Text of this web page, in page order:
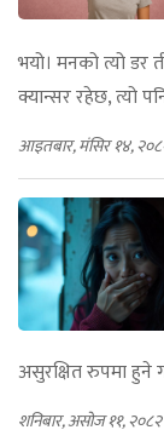
भयो। मनको त्यो डर
क्यान्सर रहेछ, त्यो
आइतबार, मंसिर १४,
असुरक्षित रुपमा
शनिबार, असोज ११, २०८२